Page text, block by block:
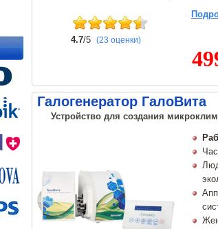
4.7/5 (23 оценки)
Галогенератор ГалоВита
Устройство для создания